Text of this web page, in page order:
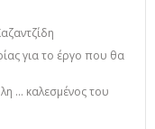
για το έργο που θα
... καλεσμένος του